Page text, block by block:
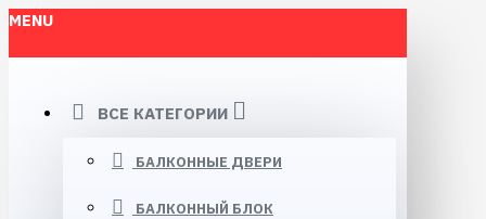
MENU
ВСЕ КАТЕГОРИИ
БАЛКОННЫЕ ДВЕРИ
БАЛКОННЫЙ БЛОК